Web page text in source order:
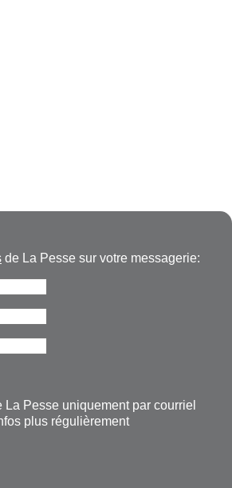
de La Pesse sur votre messagerie:
La Pesse uniquement par courriel
plus régulièrement